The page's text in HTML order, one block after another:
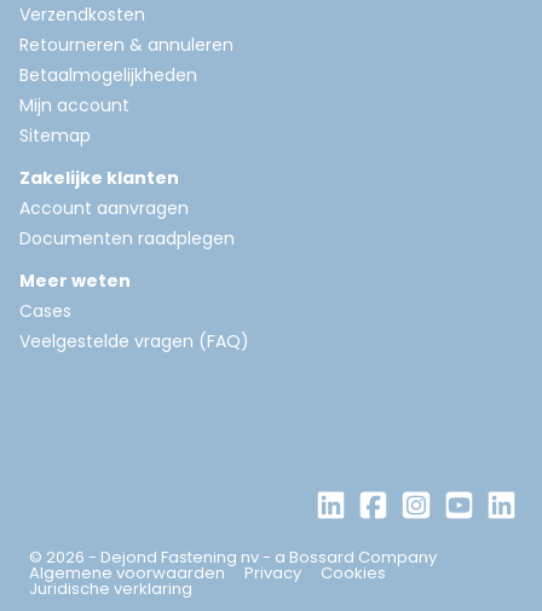
Verzendkosten
Retourneren & annuleren
Betaalmogelijkheden
Mijn account
Sitemap
Zakelijke klanten
Account aanvragen
Documenten raadplegen
Meer weten
Cases
Veelgestelde vragen (FAQ)
© 2026 - Dejond Fastening nv - a Bossard Company
Algemene voorwaarden Privacy Cookies
Juridische verklaring